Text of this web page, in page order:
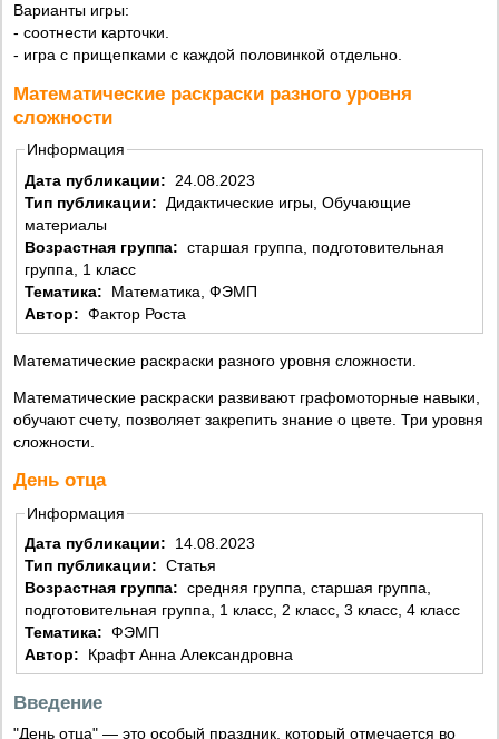
Варианты игры:
- соотнести карточки.
- игра с прищепками с каждой половинкой отдельно.
Математические раскраски разного уровня
сложности
Информация
Дата публикации:
24.08.2023
Тип публикации:
материалы
Возрастная группа: старшая группа, подготовительная
группа, 1 класс
Тематика:
Математика, ФЭМП
Автор: Фактор Роста
Математические раскраски разного уровня сложности.
Математические раскраски развивают графомоторные навыки,
обучают счету, позволяет закрепить знание о цвете. Три уровня
сложности.
День отца
Информация
Дата публикации:
14.08.2023
Тип публикации: Статья
Возрастная группа: средняя группа, старшая группа,
подготовительная группа, 1 класс, 2 класс, 3 класс, 4 класс
Тематика: ФЭМП
Автор:
Крафт Анна Александровна
Введение
"День отца" — это особый праздник, который отмечается во